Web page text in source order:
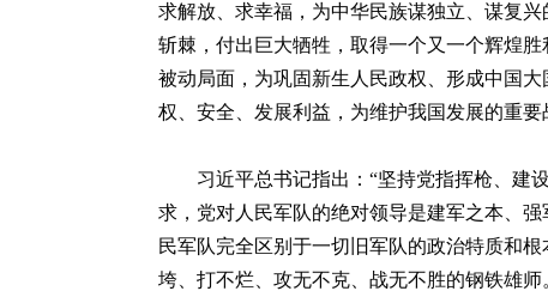
求解放、求幸福，为中华民族谋独立、谋复
斩棘，付出巨大牺牲，取得一个又一个辉煌
被动局面，为巩固新生人民政权、形成中国
权、安全、发展利益，为维护我国发展的重
习近平总书记指出：“坚持党指挥枪、建
求，党对人民军队的绝对领导是建军之本、
民军队完全区别于一切旧军队的政治特质和
垮、打不烂、攻无不克、战无不胜的钢铁雄